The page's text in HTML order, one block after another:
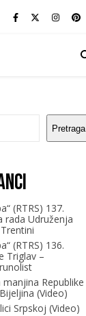
Pretraga
(RTRS) 137.
rada Udruženja
(RTRS) 136.
Triglav –
Republike
(Video)
Srpskoj (Video)